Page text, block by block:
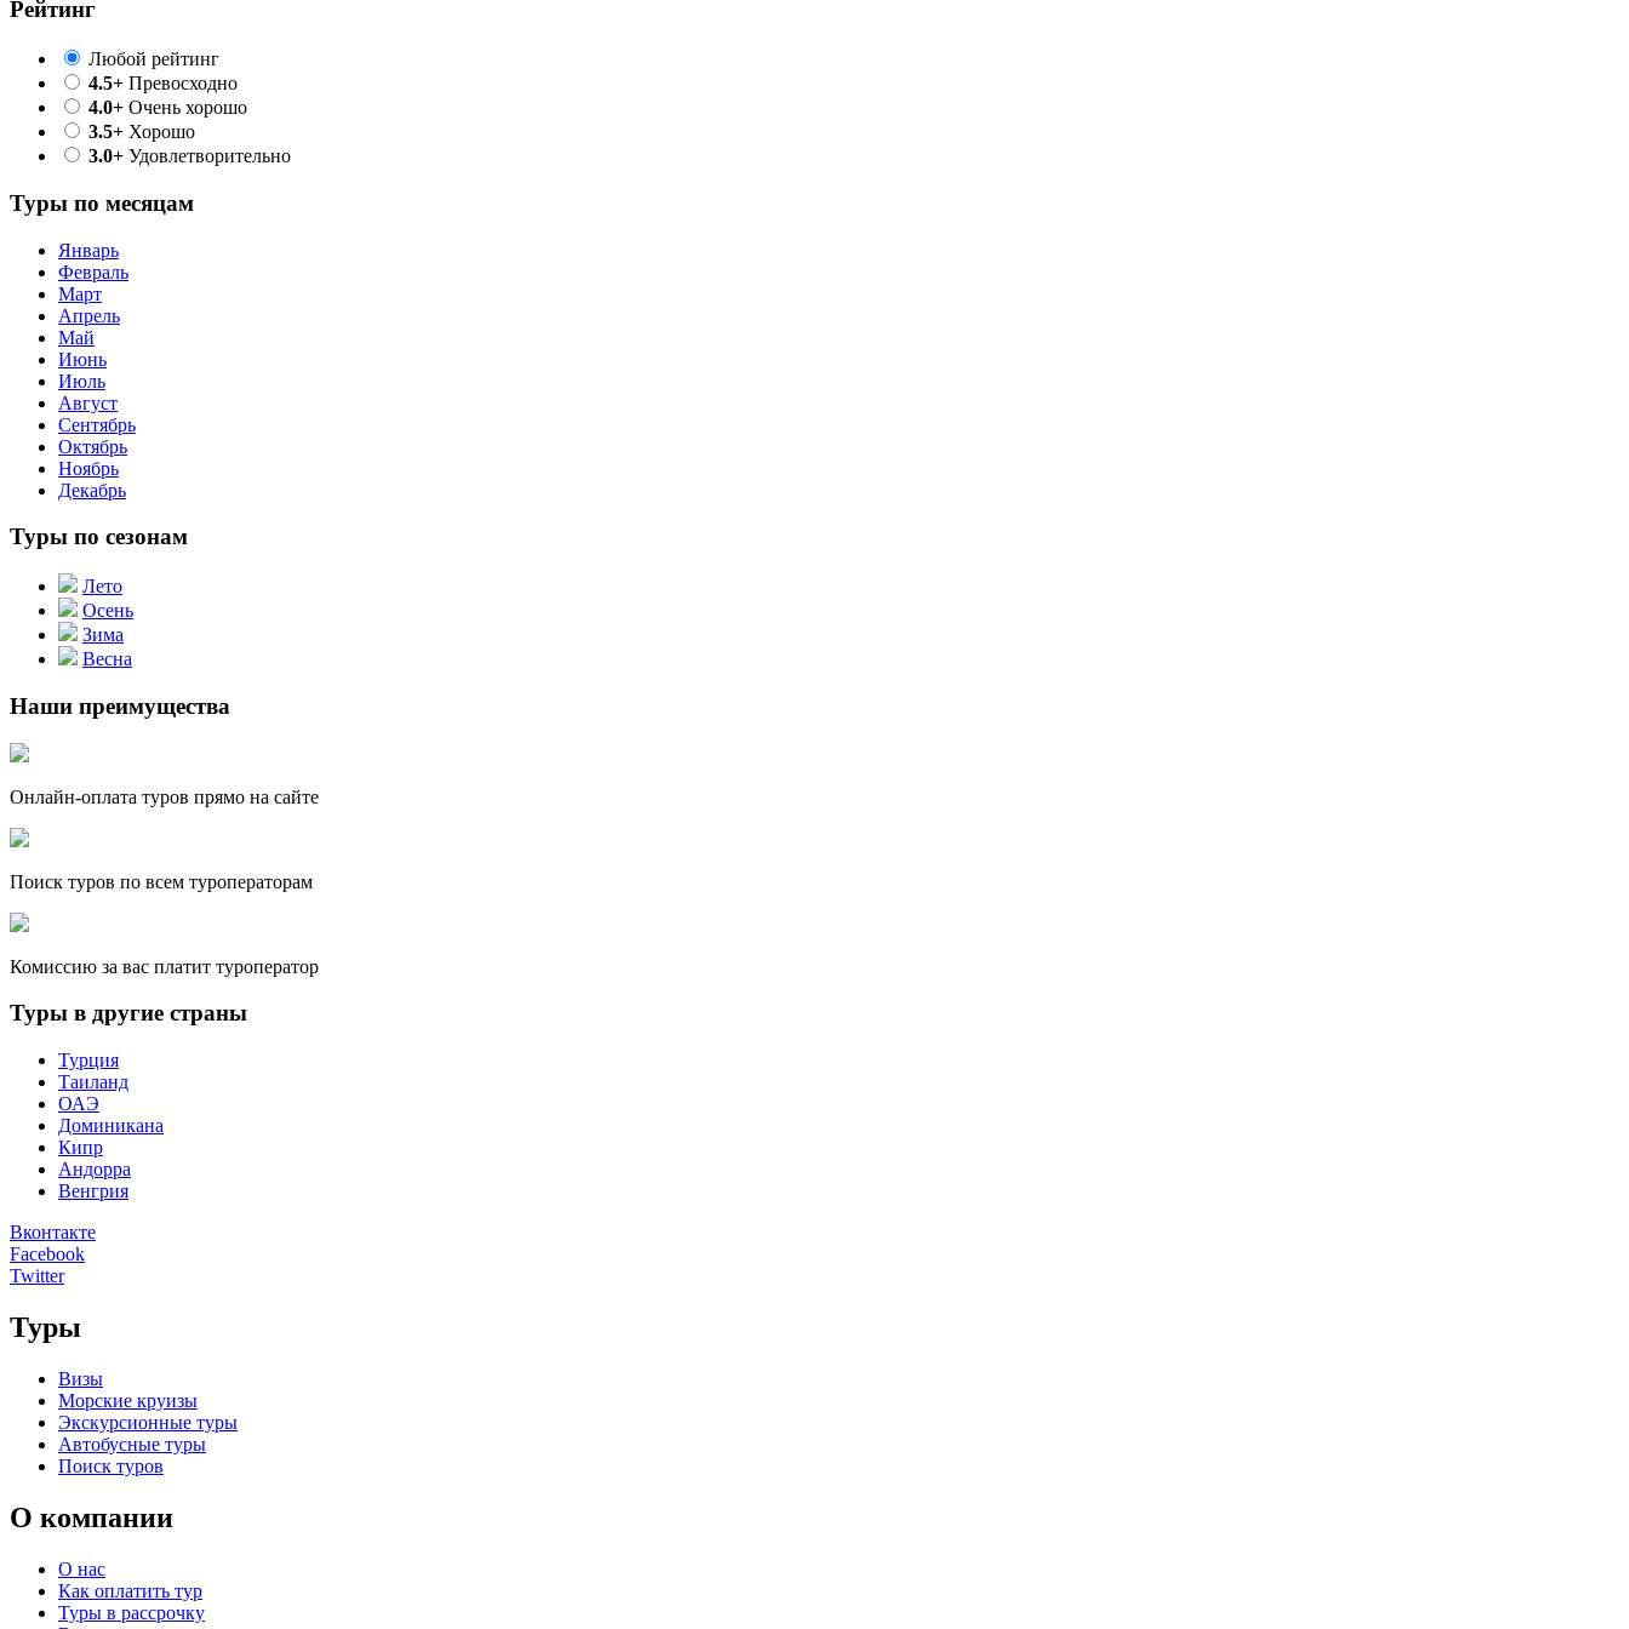
Рейтинг
Любой рейтинг
4.5+ Превосходно
4.0+ Очень хорошо
3.5+ Хорошо
3.0+ Удовлетворительно
Туры по месяцам
Январь
Февраль
Март
Апрель
Май
Июнь
Июль
Август
Сентябрь
Октябрь
Ноябрь
Декабрь
Туры по сезонам
Лето
Осень
Зима
Весна
Наши преимущества
Онлайн-оплата туров прямо на сайте
Поиск туров по всем туроператорам
Комиссию за вас платит туроператор
Туры в другие страны
Турция
Таиланд
ОАЭ
Доминикана
Кипр
Андорра
Венгрия
Вконтакте
Facebook
Twitter
Туры
Визы
Морские круизы
Экскурсионные туры
Автобусные туры
Поиск туров
О компании
О нас
Как оплатить тур
Туры в рассрочку